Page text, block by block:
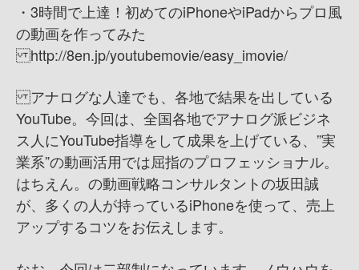
・3時間で上達！初めてのiPhoneやiPadからプロ風
の動画を作ってみた
http://8en.jp/youtubemovie/easy_imovie/
アナログな人達でも、各地で結果を出している
YouTube。 今回は、全国各地でアナログ派ビジネ
ス人にYouTube指導をして成果を上げている、”実
業系”の動画活用では屈指のプロフェッショナル。
はちえん。の動画戦略コンサルタントの坂田誠
が、多くの人が持っているiPhoneを使って、売上
アップするコツをお伝えします。